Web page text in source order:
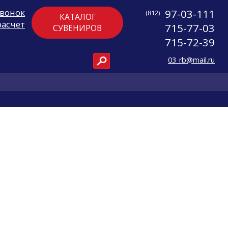
(812)
97-03-111
715-77-03
715-72-39
03_rb@mail.ru
КАТАЛОГ
СУВЕНИРОВ